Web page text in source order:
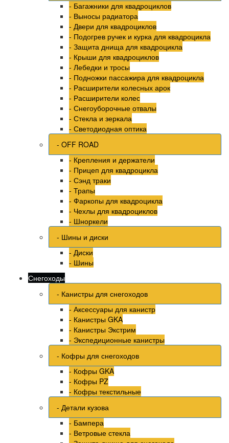
- Багажники для квадроциклов
- Выносы радиатора
- Двери для квадроциклов
- Подогрев ручек и курка для квадроцикла
- Защита днища для квадроцикла
- Крыши для квадроциклов
- Лебедки и тросы
- Подножки пассажира для квадроцикла
- Расширители колесных арок
- Расширители колес
- Снегоуборочные отвалы
- Стекла и зеркала
- Светодиодная оптика
- OFF ROAD
- Крепления и держатели
- Прицеп для квадроцикла
- Сэнд траки
- Трапы
- Фаркопы для квадроцикла
- Чехлы для квадроциклов
- Шноркели
- Шины и диски
- Диски
- Шины
Снегоходы
- Канистры для снегоходов
- Аксессуары для канистр
- Канистры GKA
- Канистры Экстрим
- Экспедиционные канистры
- Кофры для снегоходов
- Кофры GKA
- Кофры PZ
- Кофры текстильные
- Детали кузова
- Бампера
- Ветровые стекла